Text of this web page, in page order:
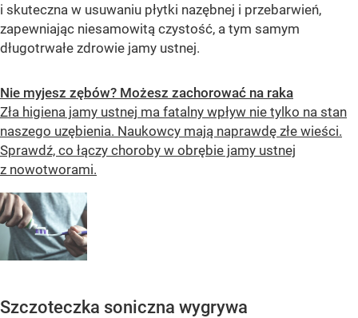
i skuteczna w usuwaniu płytki nazębnej i przebarwień,
zapewniając niesamowitą czystość, a tym samym
długotrwałe zdrowie jamy ustnej.
Nie myjesz zębów? Możesz zachorować na raka
Zła higiena jamy ustnej ma fatalny wpływ nie tylko na stan
naszego uzębienia. Naukowcy mają naprawdę złe wieści.
Sprawdź, co łączy choroby w obrębie jamy ustnej
z nowotworami.
Szczoteczka soniczna wygrywa